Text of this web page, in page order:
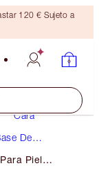
120 € Sujeto a
Cara
De
Piel